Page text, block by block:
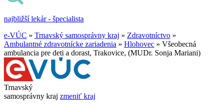
najbližší lekár - špecialista
e-VÚC » Trnavský samosprávny kraj » Zdravotníctvo »
Ambulantné zdravotnícke zariadenia » Hlohovec » Všeobecná
ambulancia pre deti a dorast, Trakovice, (MUDr. Sonja Mariani)
Trnavský
samosprávny kraj zmeniť kraj